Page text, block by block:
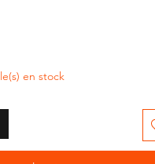
en stock